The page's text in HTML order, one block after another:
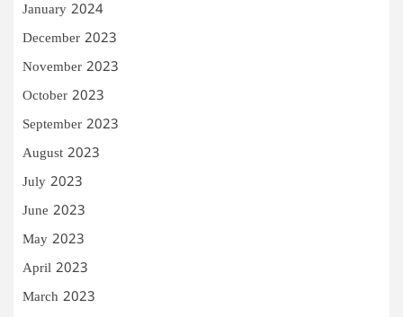
January 2024
December 2023
November 2023
October 2023
September 2023
August 2023
July 2023
June 2023
May 2023
April 2023
March 2023